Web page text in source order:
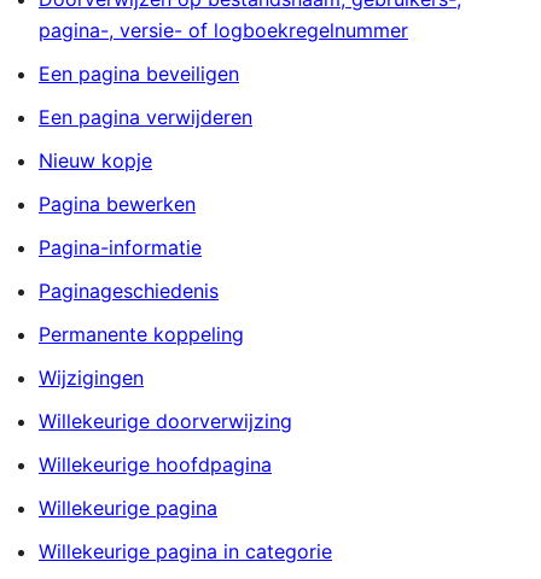
pagina-, versie- of logboekregelnummer
Een pagina beveiligen
Een pagina verwijderen
Nieuw kopje
Pagina bewerken
Pagina-informatie
Paginageschiedenis
Permanente koppeling
Wijzigingen
Willekeurige doorverwijzing
Willekeurige hoofdpagina
Willekeurige pagina
Willekeurige pagina in categorie